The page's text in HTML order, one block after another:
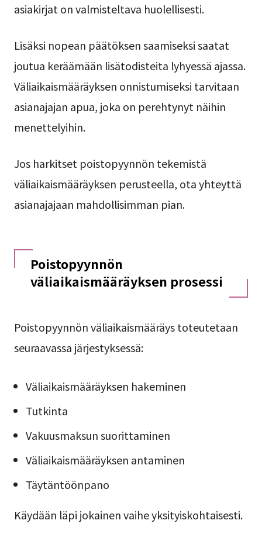
asiakirjat on valmisteltava huolellisesti.
Lisäksi nopean päätöksen saamiseksi saatat
joutua keräämään lisätodisteita lyhyessä ajassa.
Väliaikaismääräyksen onnistumiseksi tarvitaan
asianajajan apua, joka on perehtynyt näihin
menettelyihin.
Jos harkitset poistopyynnön tekemistä
väliaikaismääräyksen perusteella, ota yhteyttä
asianajajaan mahdollisimman pian.
Poistopyynnön
väliaikaismääräyksen prosessi
Poistopyynnön väliaikaismääräys toteutetaan
seuraavassa järjestyksessä:
Väliaikaismääräyksen hakeminen
Tutkinta
Vakuusmaksun suorittaminen
Väliaikaismääräyksen antaminen
Täytäntöönpano
Käydään läpi jokainen vaihe yksityiskohtaisesti.